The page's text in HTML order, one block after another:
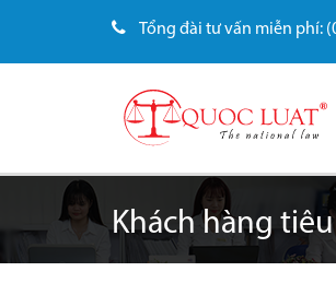
Tổng đài tư vấn miễn phí:
Khách hàng